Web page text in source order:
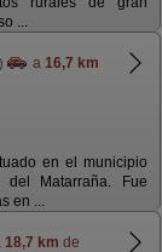
...
a 16,7 km
en el municipio
Matarraña. Fue
en ...
18,7 km de